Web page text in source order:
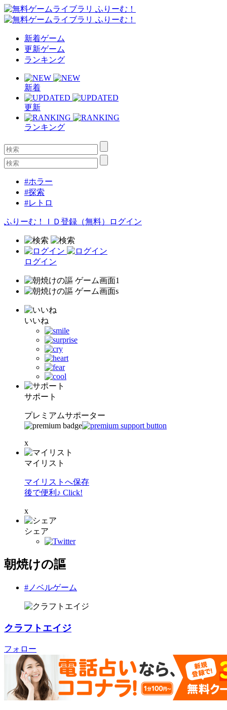
新着ゲーム
更新ゲーム
ランキング
新着
更新
ランキング
#ホラー
#探索
#レトロ
ふりーむ！ＩＤ登録（無料） ログイン
ログイン
いいね
サポート
プレミアムサポーター
x
マイリスト
マイリストへ保存
後で便利♪ Click!
x
シェア
朝焼けの謳
#ノベルゲーム
クラフトエイジ
フォロー